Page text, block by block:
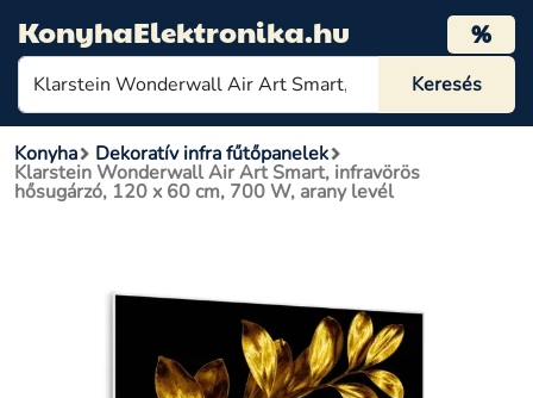
KonyhaElektronika.hu %
Konyha Dekoratív infra fűtőpanelek
Klarstein Wonderwall Air Art Smart, infravörös
hősugárzó, 120 x 60 cm, 700 W, arany levél